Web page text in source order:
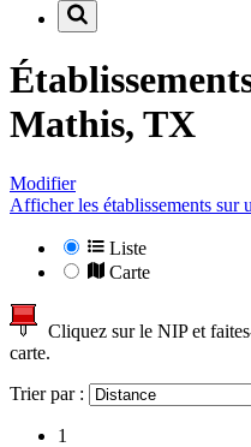
Mathis, TX
Modifier
Afficher les établissements sur
Liste
Carte
Cliquez sur le NIP et
carte.
Trier par :
1